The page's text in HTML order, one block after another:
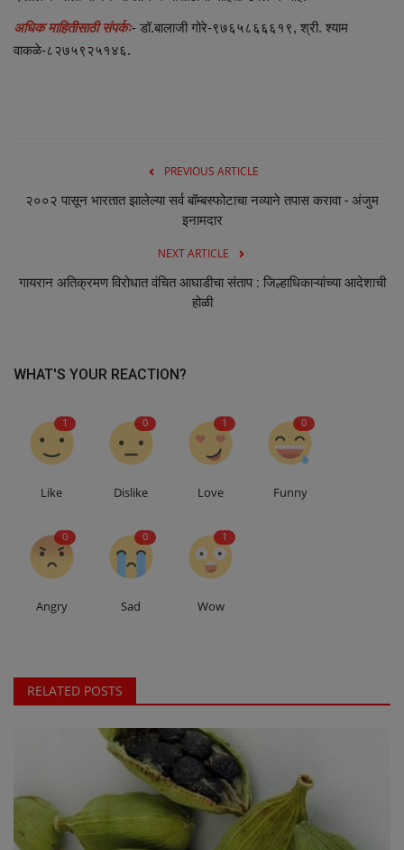
अधिक माहितीसाठी संपर्कः- डॉ.बालाजी गोरे-९७६५८६६६१९, श्री. श्याम
वाकळे-८२७५९२५१४६.
PREVIOUS ARTICLE
२००२ पासून भारतात झालेल्या सर्व बॉम्बस्फोटाचा नव्याने तपास करावा - अंजुम
इनामदार
NEXT ARTICLE
गायरान अतिक्रमण विरोधात वंचित आघाडीचा संताप : जिल्हाधिकाऱ्यांच्या आदेशाची
होळी
WHAT'S YOUR REACTION?
1
Like
0
Dislike
1
Love
0
Funny
0
Angry
0
Sad
1
Wow
RELATED POSTS